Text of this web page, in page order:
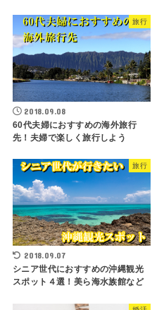
旅行
2018.09.08
60代夫婦におすすめの海外旅行
先！夫婦で楽しく旅行しよう
旅行
2018.09.07
シニア世代におすすめの沖縄観光
スポット４選！美ら海水族館など